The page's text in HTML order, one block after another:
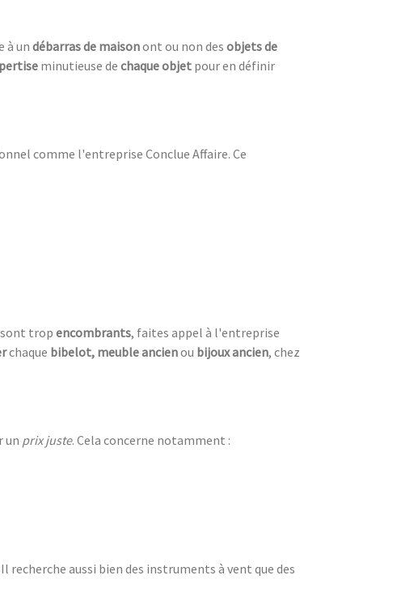
à undébarras de maisonont ou non des objets de
minutieuse de chaque objet pour en définir
comme l'entreprise Conclue Affaire. Ce
sont trop encombrants, faites appel à l'entreprise
chaque bibelot, meuble ancienou bijoux ancien, chez
un prix juste. Cela concerne notamment :
aussi bien des instruments à vent que des